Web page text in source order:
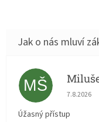
MŠ
7.8.2026
Úžasný přístup